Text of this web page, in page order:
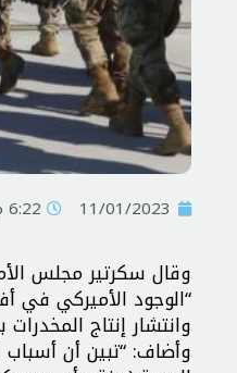
11/01/2023 6:22 م
وقال سكرتير مجلس
“الوجود الأميركي في
وانتشار إنتاج
وأضاف: “تبين أن أسباب